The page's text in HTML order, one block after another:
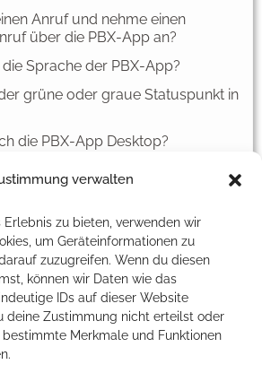
verwalten
zu bieten, verwenden wir
um Geräteinformationen zu
zuzugreifen. Wenn du diesen
können wir Daten wie das
IDs auf dieser Website
deine Zustimmung nicht erteilst oder
bestimmte Merkmale und Funktionen
Anruf und nehme einen
über die PBX-App an?
Sprache der PBX-App?
grüne oder graue Statuspunkt in
die PBX-App Desktop?
erstmals an der PBX-App an?
unter macOS
( 1 )
hat sich geändert – was
Was kann ich tun?